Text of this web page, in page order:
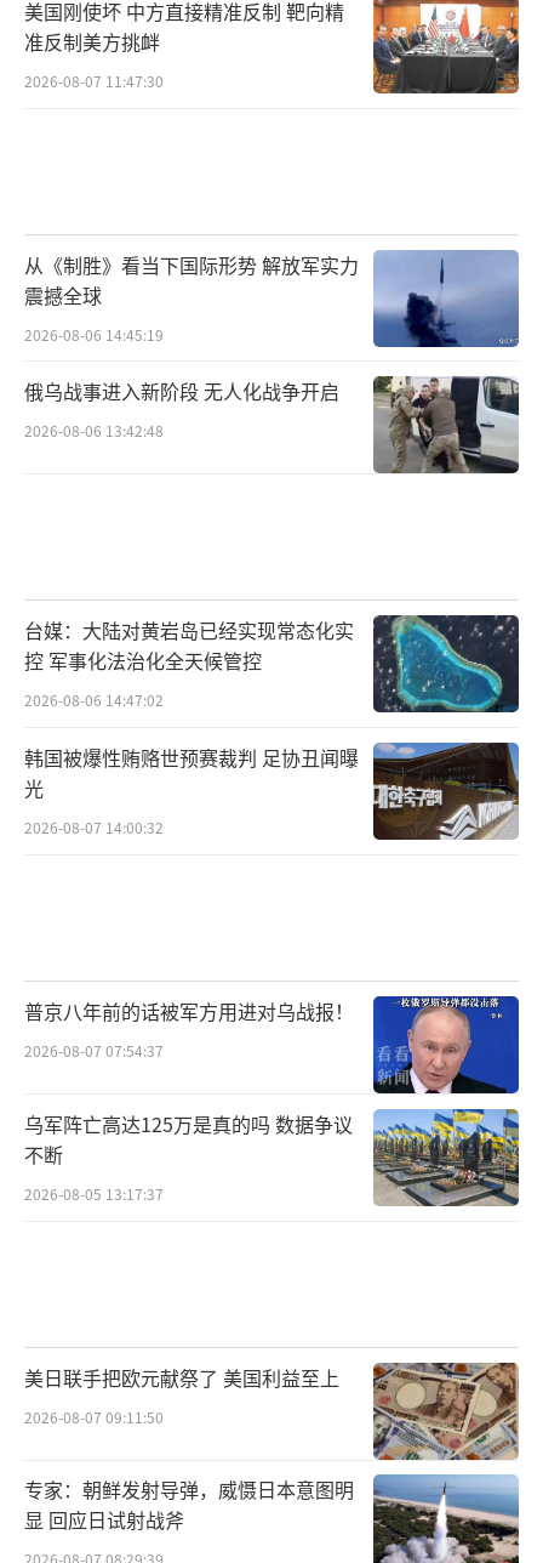
美国刚使坏 中方直接精准反制 靶向精
准反制美方挑衅
2026-08-07 11:47:30
从《制胜》看当下国际形势 解放军实力
震撼全球
2026-08-06 14:45:19
俄乌战事进入新阶段 无人化战争开启
2026-08-06 13:42:48
台媒：大陆对黄岩岛已经实现常态化实
控 军事化法治化全天候管控
2026-08-06 14:47:02
韩国被爆性贿赂世预赛裁判 足协丑闻曝
光
2026-08-07 14:00:32
普京八年前的话被军方用进对乌战报！
2026-08-07 07:54:37
乌军阵亡高达125万是真的吗 数据争议
不断
2026-08-05 13:17:37
美日联手把欧元献祭了 美国利益至上
2026-08-07 09:11:50
专家：朝鲜发射导弹，威慑日本意图明
显 回应日试射战斧